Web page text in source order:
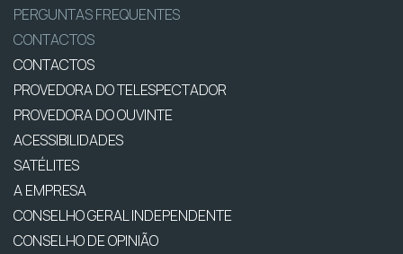
PERGUNTAS FREQUENTES
CONTACTOS
CONTACTOS
PROVEDORA DO TELESPECTADOR
PROVEDORA DO OUVINTE
ACESSIBILIDADES
SATÉLITES
A EMPRESA
CONSELHO GERAL INDEPENDENTE
CONSELHO DE OPINIÃO